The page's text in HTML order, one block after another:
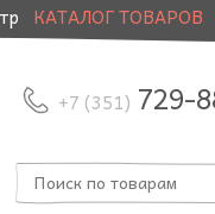
КАТАЛОГ ТОВАРОВ
+7 (351) 729-